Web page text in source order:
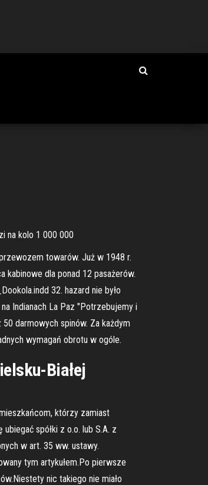
na kolo 1 000 000
towarów. Już w 1948 r.
kabinowe dla ponad 12 pasażerów.
32. hazard nie było
Indianach La Paz "Potrzebujemy i
darmowych spinów. Za każdym
wymagań obrotu w ogóle.
Białej
którzy zamiast
spółki z o.o. lub S.A. z
w art. 35 ww. ustawy.
tym artykułem.Po pierwsze
nic takiego nie miało